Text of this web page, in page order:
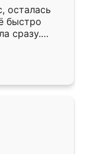
осталась
быстро
сразу.
к
Собрали
даже